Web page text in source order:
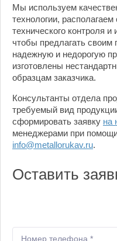
Мы используем
технологии,
технического контроля
чтобы предлагать своим
надежную и недорогую
изготовлены
образцам заказчика.
Консультанты отдела
требуемый вид
сформировать заявку на
менеджерами при
info@metallorukav.ru.
Оставить